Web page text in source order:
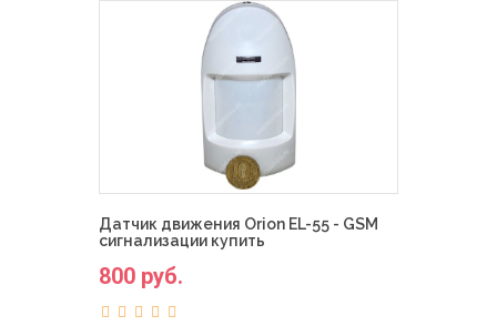
Датчик движения Orion EL-55 - GSM
сигнализации купить
800 руб.